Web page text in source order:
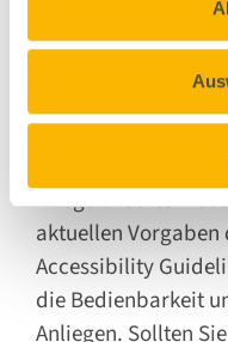
Gewährleistung
Unsere Website
orientieren uns bei
Pflege unseres
aktuellen Vorgaben
Accessibility
die Bedienbarkeit
Anliegen. Sollten